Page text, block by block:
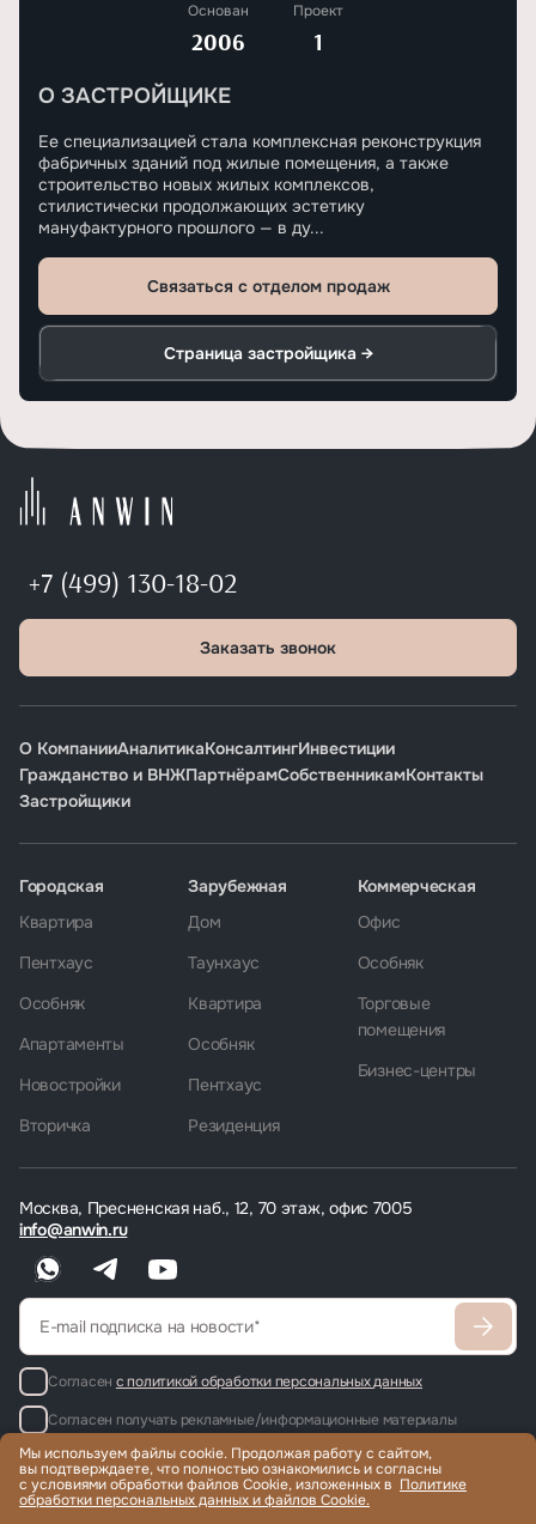
Основан
2006
Проект
1
О ЗАСТРОЙЩИКЕ
Ее специализацией стала комплексная реконструкция
фабричных зданий под жилые помещения, а также
строительство новых жилых комплексов,
стилистически продолжающих эстетику
мануфактурного прошлого — в ду...
Связаться с отделом продаж
Страница застройщика →
+7 (499) 130-18-02
Заказать звонок
О КомпанииАналитикаКонсалтингИнвестиции
Гражданство и ВНЖПартнёрамСобственникамКонтакты
Застройщики
Москва, Пресненская наб., 12, 70 этаж, офис 7005
info@anwin.ru
Согласен с политикой обработки персональных данных
Согласен получать рекламные/информационные материалы
Городская
Квартира
Пентхаус
Особняк
Апартаменты
Новостройки
Вторичка
Зарубежная
Дом
Таунхаус
Квартира
Особняк
Пентхаус
Резиденция
Коммерческая
Офис
Особняк
Торговые
помещения
Бизнес-центры
Продажа и аренда элитной недвижимости по всему миру, помощь
Мы используем файлы cookie. Продолжая работу с сайтом,
вы подтверждаете, что полностью ознакомились и согласны
с условиями обработки файлов Cookie, изложенных в Политике
обработки персональных данных и файлов Cookie.